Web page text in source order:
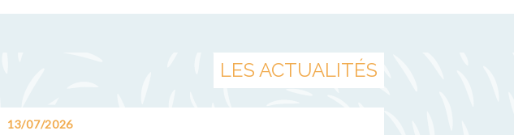
LES ACTUALITÉS
13/07/2026